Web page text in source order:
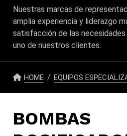
Nuestras marcas de
amplia experiencia y liderazgo
satisfacción de las
uno de nuestros clientes.
HOME EQUIPOS
BOMBAS